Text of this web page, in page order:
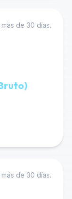
de 30 días.
de 30 días.